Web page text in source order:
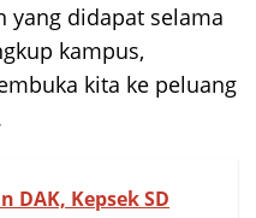
yang didapat selama
kampus,
kita ke peluang
DAK, Kepsek SD